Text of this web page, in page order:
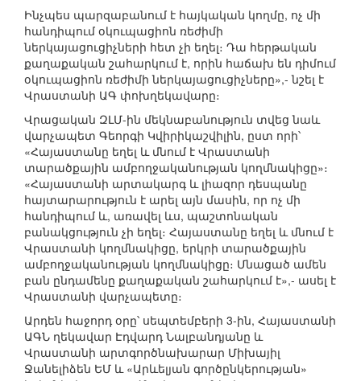
Ինչպես պարզաբանում է հայկական կողմը, ոչ մի
հանդիպում օկուպացիոն ռեժիմի
ներկայացուցիչների հետ չի եղել։ Դա հերթական
քաղաքական շահարկում է, որին հաճախ են դիմում
օկուպացիոն ռեժիմի ներկայացուցիչները»,- նշել է
Վրաստանի ԱԳ փոխղեկավարը։
Վրացական ԶԼՄ-ին մեկնաբանություն տվեց նաև
վարչապետ Գեորգի Կվիրիկաշվիլին, ըստ որի՝
«Հայաստանը եղել և մնում է Վրաստանի
տարածքային ամբողջականության կողմնակիցը»։
«Հայաստանի արտակարգ և լիազոր դեսպանը
հայտարարություն է արել այն մասին, որ ոչ մի
հանդիպում և, առավել ևս, պաշտոնական
բանակցություն չի եղել։ Հայաստանը եղել և մնում է
Վրաստանի կողմնակիցը, երկրի տարածքային
ամբողջականության կողմնակիցը։ Մնացած ամեն
բան ընդամենը քաղաքական շահարկում է»,- ասել է
Վրաստանի վարչապետը։
Արդեն հաջորդ օրը՝ սեպտեմբերի 3-ին, Հայաստանի
ԱԳՆ ղեկավար Էդվարդ Նալբանդյանը և
Վրաստանի արտգործնախարար Միխայիլ
Ջանելիձեն ԵՄ և «Արևելյան գործընկերության»